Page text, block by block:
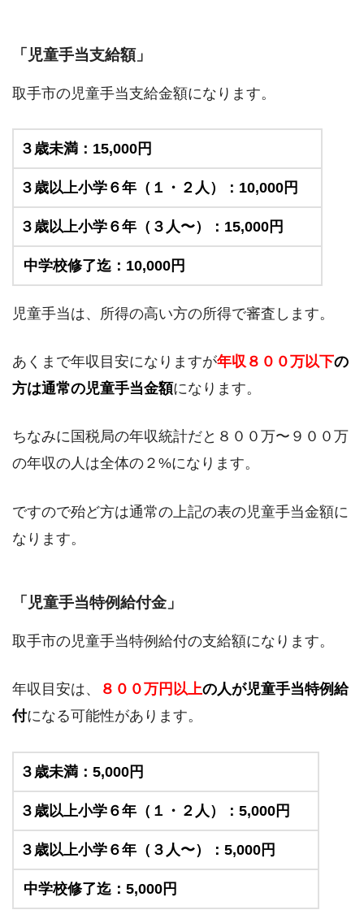
「児童手当支給額」
取手市の児童手当支給金額になります。
３歳未満：15,000円
３歳以上小学６年（１・２人）：10,000円
３歳以上小学６年（３人〜）：15,000円
中学校修了迄：10,000円
児童手当は、所得の高い方の所得で審査します。
あくまで年収目安になりますが年収８００万以下の
方は通常の児童手当金額になります。
ちなみに国税局の年収統計だと８００万〜９００万
の年収の人は全体の２%になります。
ですので殆ど方は通常の上記の表の児童手当金額に
なります。
「児童手当特例給付金」
取手市の児童手当特例給付の支給額になります。
年収目安は、 ８００万円以上の人が児童手当特例給
付になる可能性があります。
３歳未満：5,000円
３歳以上小学６年（１・２人）：5,000円
３歳以上小学６年（３人〜）：5,000円
中学校修了迄：5,000円